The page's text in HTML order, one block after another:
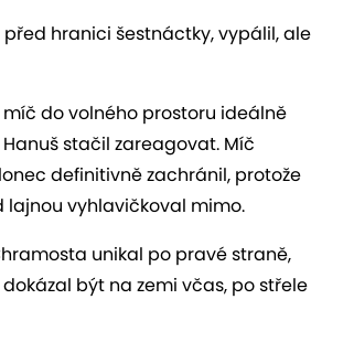
hranici šestnáctky, vypálil, ale
do volného prostoru ideálně
stačil zareagovat. Míč
definitivně zachránil, protože
lajnou vyhlavičkoval mimo.
unikal po pravé straně,
být na zemi včas, po střele